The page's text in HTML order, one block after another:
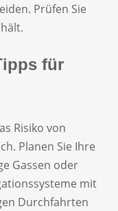
Prüfen Sie
für
Risiko von
Planen Sie Ihre
Gassen oder
mit
Durchfahrten